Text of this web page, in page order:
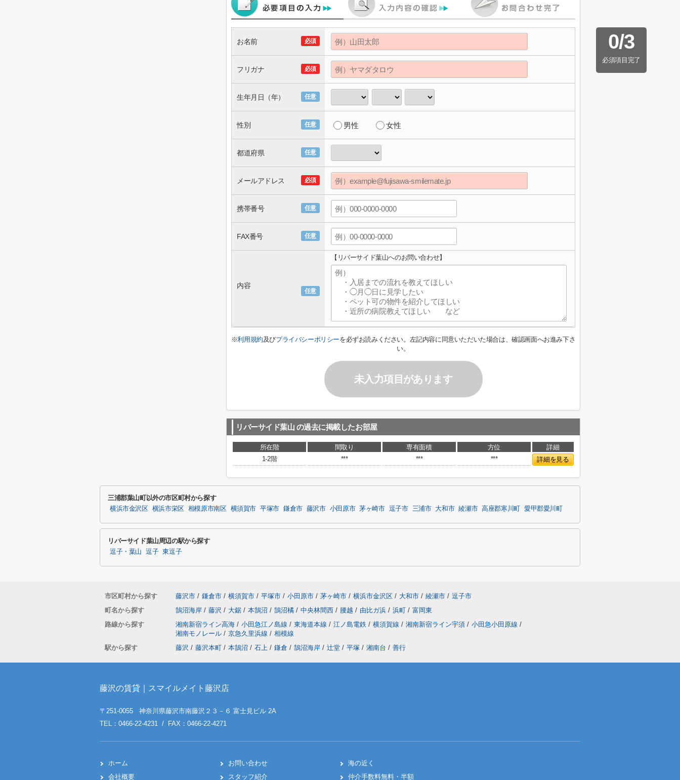
0/3
必須項目完了
必須
お名前
必須
フリガナ
任意
生年月日（年）
任意
性別 男性 女性
任意
都道府県
必須
メールアドレス
任意
携帯番号
任意
FAX番号
任意
内容
【リバーサイド葉山へのお問い合わせ】
※利用規約及びプライバシーポリシーを必ずお読みください。左記内容に同意いただいた場合は、確認画面へお進み下さ
い。
未入力項目があります
リバーサイド葉山 の過去に掲載したお部屋
所在階 間取り 専有面積 方位
詳細
1-2階
*** *** *** 詳細を見る
三浦郡葉山町以外の市区町村から探す
横浜市金沢区 横浜市栄区 相模原市南区 横須賀市 平塚市 鎌倉市 藤沢市 小田原市 茅ヶ崎市 逗子市 三浦市 大和市 綾瀬市 高座郡寒川町 愛甲郡愛川町
リバーサイド葉山周辺の駅から探す
逗子・葉山 逗子 東逗子
市区町村から探す 藤沢市 / 鎌倉市 / 横須賀市 / 平塚市 / 小田原市 / 茅ヶ崎市 / 横浜市金沢区 / 大和市 / 綾瀬市 / 逗子市
町名から探す
鵠沼海岸 / 藤沢 / 大鋸 / 本鵠沼 / 鵠沼橘 / 中央林間西 / 腰越 / 由比ガ浜 / 浜町 / 富岡東
路線から探す
湘南新宿ライン高海 / 小田急江ノ島線 / 東海道本線 / 江ノ島電鉄 / 横須賀線 / 湘南新宿ライン宇須 / 小田急小田原線 /
湘南モノレール / 京急久里浜線 / 相模線
駅から探す
藤沢 / 藤沢本町 / 本鵠沼 / 石上 / 鎌倉 / 鵠沼海岸 / 辻堂 / 平塚 / 湘南台 / 善行
藤沢の賃貸｜スマイルメイト藤沢店
〒251-0055 神奈川県藤沢市南藤沢２３－６ 富士見ビル 2A
TEL：0466-22-4231 / FAX：0466-22-4271
ホーム
会社概要
お問い合わせ
スタッフ紹介
海の近く
仲介手数料無料・半額